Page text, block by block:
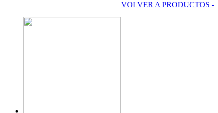
VOLVER A PRODUCTOS -